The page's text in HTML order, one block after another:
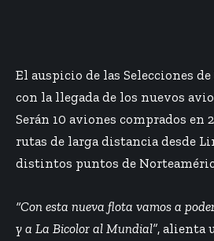
El auspicio de las Selecciones
con la llegada de los nuevos
Serán 10 aviones comprados en
rutas de larga distancia desde
distintos puntos de
“Con esta nueva flota vamos a
y a La Bicolor al Mundial”, alienta